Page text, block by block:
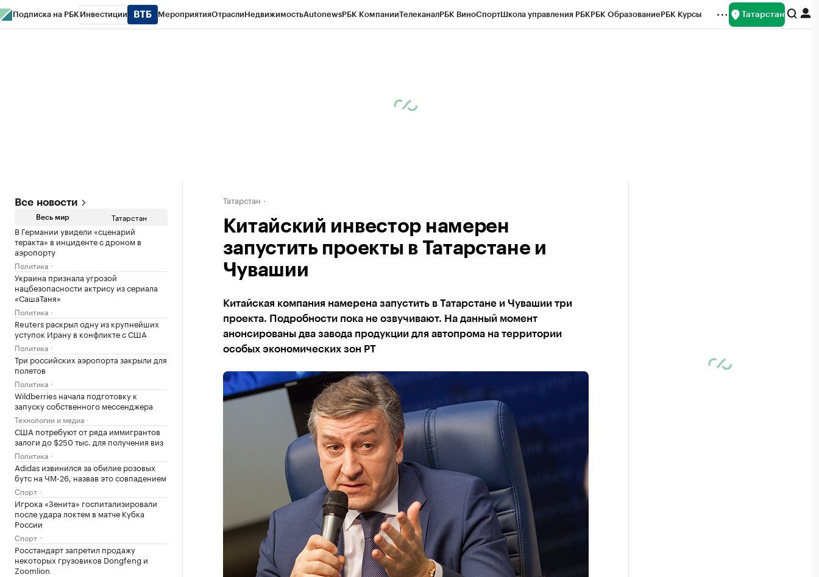
Подписка на РБК Инвестиции МероприятияОтраслиНедвижимостьAutonewsРБК КомпанииТелеканалРБК ВиноСпортШкола управления РБКРБК ОбразованиеРБК Курсы Татарстан
Все новости
Весь мир Татарстан
В Германии увидели «сценарий
теракта» в инциденте с дроном в
аэропорту
Политика
Украина признала угрозой
нацбезопасности актрису из сериала
«СашаТаня»
Политика
Reuters раскрыл одну из крупнейших
уступок Ирану в конфликте с США
Политика
Три российских аэропорта закрыли для
полетов
Политика
Wildberries начала подготовку к
запуску собственного мессенджера
Технологии и медиа
США потребуют от ряда иммигрантов
залоги до $250 тыс. для получения виз
Политика
Adidas извинился за обилие розовых
бутс на ЧМ-26, назвав это совпадением
Спорт
Игрока «Зенита» госпитализировали
после удара локтем в матче Кубка
России
Спорт
Росстандарт запретил продажу
некоторых грузовиков Dongfeng и
Zoomlion
Татарстан
Китайский инвестор намерен
запустить проекты в Татарстане и
Чувашии
Китайская компания намерена запустить в Татарстане и Чувашии три
проекта. Подробности пока не озвучивают. На данный момент
анонсированы два завода продукции для автопрома на территории
особых экономических зон РТ